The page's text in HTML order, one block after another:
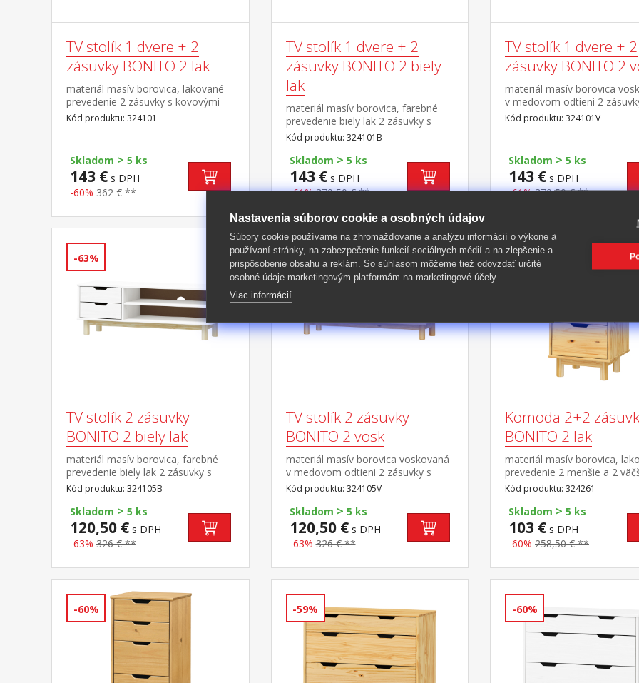
TV stolík 1 dvere + 2
zásuvky BONITO 2 lak
materiál masív borovica, lakované
prevedenie 2 zásuvky s kovovými
pojazdmi, 1 dvierka, 1 polica otvor
na pretiahnutie káblov
Kód produktu: 324101
Skladom > 5 ks
143 € s DPH
-60% 362 € **
TV stolík 1 dvere + 2
zásuvky BONITO 2 biely
lak
materiál masív borovica, farebné
prevedenie biely lak 2 zásuvky s
kovovými pojazdmi, 1 dvierka, 1
polica otvor na pretiahnutie káblov
Kód produktu: 324101B
Skladom > 5 ks
143 €s DPH
-61% 370,50 € **
TV stolík 1 dvere + 2
zásuvky BONITO 2
materiál masív borovica
v medovom odtieni 2
kovovými pojazdmi, 1
polica otvor na pretiahnutie
Kód produktu: 324101V
Skladom > 5 ks
143 € s DPH
-61% 370,50 € **
-63%
TV stolík 2 zásuvky
BONITO 2 biely lak
materiál masív borovica, farebné
prevedenie biely lak 2 zásuvky s
kovovými pojazdmi, 1 polica otvor
na pretiahnutie káblov
Kód produktu: 324105B
Skladom > 5 ks
120,50 € s DPH
-63% 326 € **
-63%
TV stolík 2 zásuvky
BONITO 2 vosk
materiál masív borovica voskovaná
v medovom odtieni 2 zásuvky s
kovovými pojazdmi, 1 polica otvor
na pretiahnutie káblov
Kód produktu: 324105V
Skladom > 5 ks
120,50 €s DPH
-63% 326 € **
-60%
Komoda 2+2
BONITO 2 lak
materiál masív borovica,
prevedenie 2 menšie a 2
zásuvky s kovovými
Kód produktu: 324261
Skladom > 5 ks
103 € s DPH
-60% 258,50 € **
-60% -59% -60%
Nastavenia súborov cookie a osobných údajov
Súbory cookie používame na zhromažďovanie a analýzu informácií o výkone a
používaní stránky, na zabezpečenie funkcií sociálnych médií a na zlepšenie a
prispôsobenie obsahu a reklám. So súhlasom môžeme tiež odovzdať určité
osobné údaje marketingovým platformám na marketingové účely.
Viac informácií